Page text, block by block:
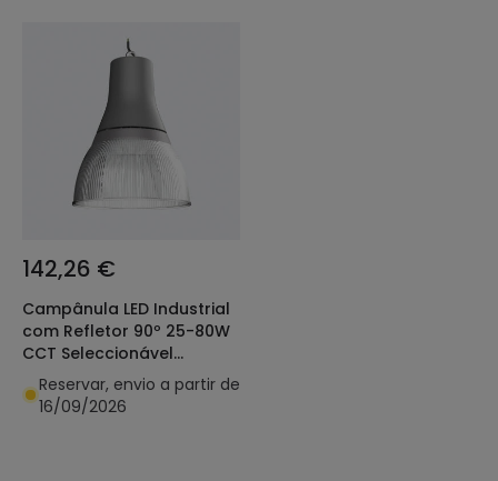
142,26 €
Campânula LED Industrial
com Refletor 90º 25-80W
CCT Seleccionável
LuzNova
Reservar, envio a partir de
16/09/2026